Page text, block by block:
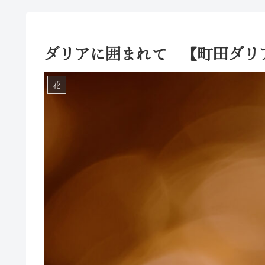
ダリアに囲まれて 【町田ダリ
花